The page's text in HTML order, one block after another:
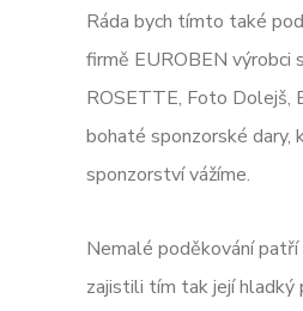
Ráda bych tímto také
firmě EUROBEN výrobci
ROSETTE, Foto Dolejš,
bohaté sponzorské
sponzorství vážíme.
Nemalé poděkování
zajistili tím tak její hladký